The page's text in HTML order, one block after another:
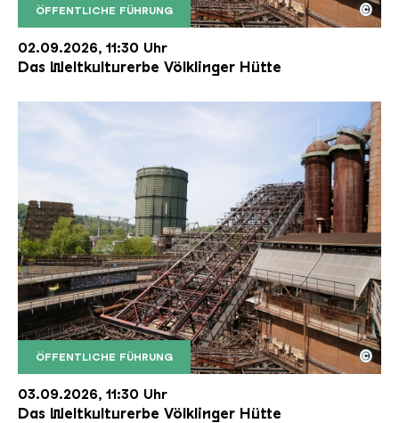
ÖFFENTLICHE FÜHRUNG
Der Erzschrägaufzug der Völklinger Hütte mit
Copyright: Weltkulturerbe Völklinger Hütte | Karl
©
02.09.2026, 11:30 Uhr
Das Weltkulturerbe Völklinger Hütte
ÖFFENTLICHE FÜHRUNG
Der Erzschrägaufzug der Völklinger Hütte mit
Copyright: Weltkulturerbe Völklinger Hütte | Karl
©
03.09.2026, 11:30 Uhr
Das Weltkulturerbe Völklinger Hütte